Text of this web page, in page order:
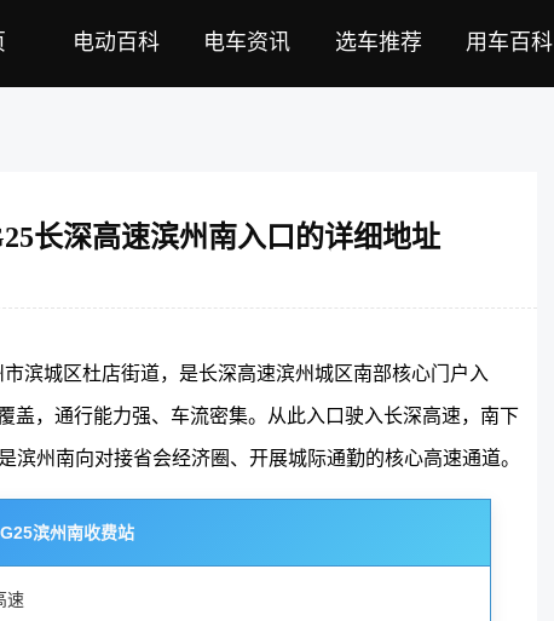
电动百科 电车资讯 选车推荐 用车百科
长深高速滨州南入口的详细地址
滨城区杜店街道，是长深高速滨州城区南部核心门户入
盖，通行能力强、车流密集。从此入口驶入长深高速，南下
滨州南向对接省会经济圈、开展城际通勤的核心高速通道。
G25滨州南收费站
速